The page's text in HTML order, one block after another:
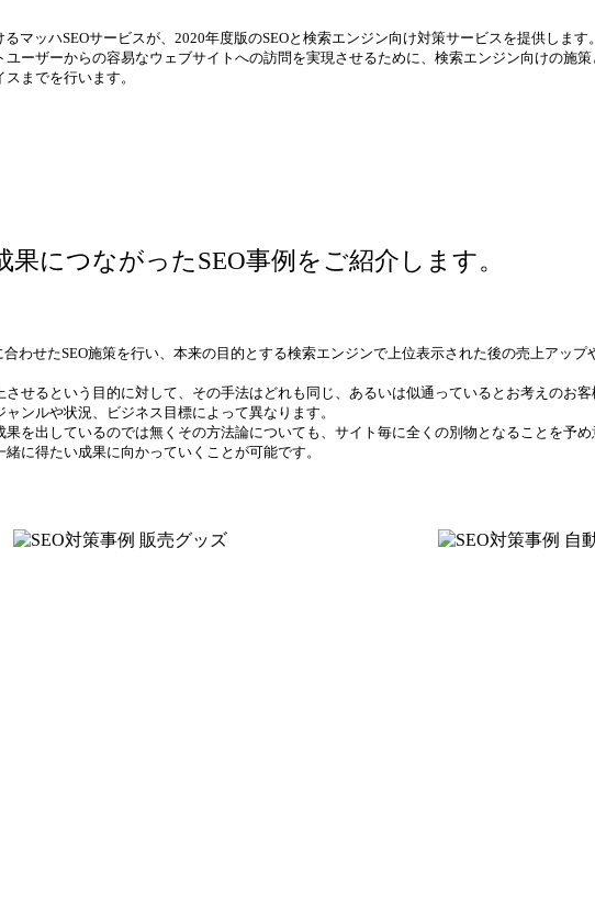
マッハSEOサービスが、2020年度版のSEOと検索エンジン向け対策サービスを提供します。
ーザーからの容易なウェブサイトへの訪問を実現させるために、検索エンジン向けの施
までを行います。
果につながったSEO事例をご紹介します。
わせたSEO施策を行い、本来の目的とする検索エンジンで上位表示された後の売上アッ
せるという目的に対して、その手法はどれも同じ、あるいは似通っているとお考えのお
ンルや状況、ビジネス目標によって異なります。
を出しているのでは無くその方法論についても、サイト毎に全くの別物となることを予
に得たい成果に向かっていくことが可能です。